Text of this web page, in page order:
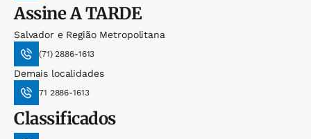
AssineA TARDE
Salvador e Região Metropolitana
(71) 2886-1613
Demais localidades
71 2886-1613
Classificados